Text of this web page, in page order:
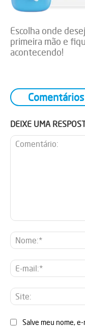
Escolha onde
primeira mão e
acontecendo!
Comentários
DEIXE UMA
Salve meu nome,